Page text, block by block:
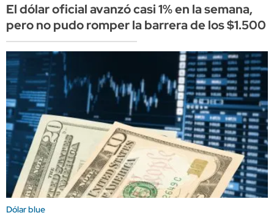
El dólar oficial avanzó casi 1% en la semana,
pero no pudo romper la barrera de los $1.500
Dólar blue